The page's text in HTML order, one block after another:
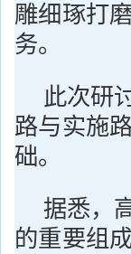
雕细琢打
务。
此次研
路与实施
础。
据悉，
的重要组